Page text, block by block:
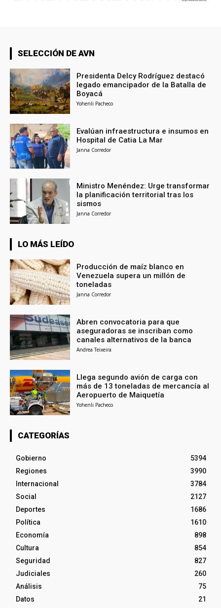
SELECCIÓN DE AVN
Presidenta Delcy Rodríguez destacó
legado emancipador de la Batalla de
Boyacá
Yohenli Pacheco
Evalúan infraestructura e insumos en
Hospital de Catia La Mar
Janna Corredor
Ministro Menéndez: Urge transformar
la planificación territorial tras los
sismos
Janna Corredor
LO MÁS LEÍDO
Producción de maíz blanco en
Venezuela supera un millón de
toneladas
Janna Corredor
Abren convocatoria para que
aseguradoras se inscriban como
canales alternativos de la banca
Andrea Teixeira
Llega segundo avión de carga con
más de 13 toneladas de mercancía al
Aeropuerto de Maiquetía
Yohenli Pacheco
CATEGORÍAS
Gobierno
5394
Regiones
3990
Internacional
3784
Social
2127
Deportes
1686
Política
1610
Economía
898
Cultura
854
Seguridad
827
Judiciales
260
Análisis
75
Datos
21